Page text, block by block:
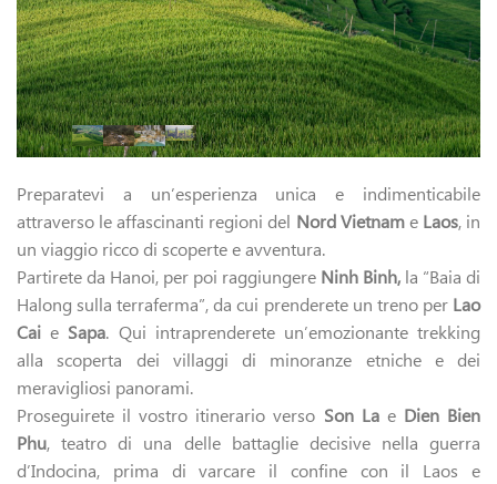
Preparatevi a un’esperienza unica e indimenticabile
attraverso le affascinanti regioni del Nord VietnameLaos, in
un viaggio ricco di scoperte e avventura.
Partirete da Hanoi, per poi raggiungere Ninh Binh, la “Baia di
Halong sulla terraferma”, da cui prenderete un treno per Lao
Cai e Sapa. Qui intraprenderete un’emozionante trekking
alla scoperta dei villaggi di minoranze etniche e dei
meravigliosi panorami.
Proseguirete il vostro itinerario verso Son Lae Dien Bien
Phu, teatro di una delle battaglie decisive nella guerra
d’Indocina, prima di varcare il confine con il Laos e